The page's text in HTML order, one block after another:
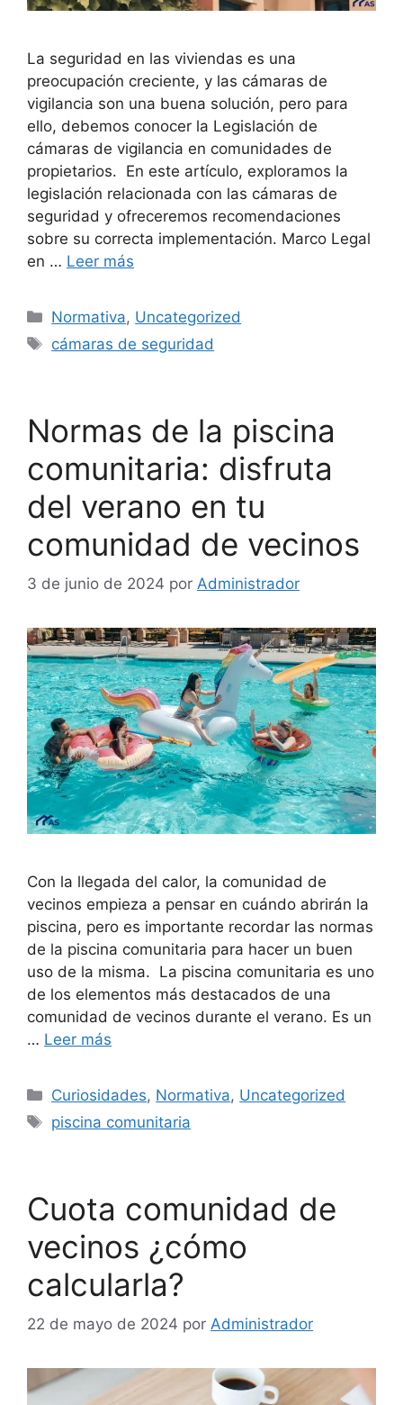
La seguridad en las viviendas es una
preocupación creciente, y las cámaras de
vigilancia son una buena solución, pero para
ello, debemos conocer la Legislación de
cámaras de vigilancia en comunidades de
propietarios. En este artículo, exploramos la
legislación relacionada con las cámaras de
seguridad y ofreceremos recomendaciones
sobre su correcta implementación. Marco Legal
en … Leer más
Categorías
Normativa, Uncategorized
Etiquetas
cámaras de seguridad
Normas de la piscina
comunitaria: disfruta
del verano en tu
comunidad de vecinos
3 de junio de 2024 por Administrador
Con la llegada del calor, la comunidad de
vecinos empieza a pensar en cuándo abrirán la
piscina, pero es importante recordar las normas
de la piscina comunitaria para hacer un buen
uso de la misma. La piscina comunitaria es uno
de los elementos más destacados de una
comunidad de vecinos durante el verano. Es un
… Leer más
Categorías
Curiosidades, Normativa, Uncategorized
Etiquetas
piscina comunitaria
Cuota comunidad de
vecinos ¿cómo
calcularla?
22 de mayo de 2024 por Administrador